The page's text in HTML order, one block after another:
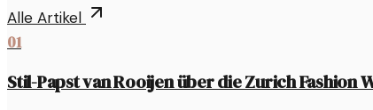
Alle Artikel
01
Stil-Papst van Rooijen über die Zurich Fashion